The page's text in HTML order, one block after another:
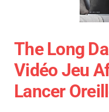
The Long
Vidéo Jeu
Lancer